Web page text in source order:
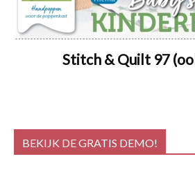
Stitch & Quilt 97
BEKIJK DE GRATIS DEMO!